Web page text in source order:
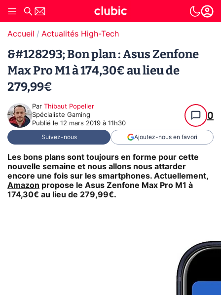
Accueil Actualités High-Tech
&#128293; Bon plan : Asus Zenfone
Max Pro M1 à 174,30€ au lieu de
279,99€
Par Thibaut Popelier
Spécialiste Gaming
Publié le 12 mars 2019 à 11h30
0
Suivez-nous Ajoutez-nous en favori
Les bons plans sont toujours en forme pour cette
nouvelle semaine et nous allons nous attarder
encore une fois sur les smartphones. Actuellement,
Amazon propose le Asus Zenfone Max Pro M1 à
174,30€ au lieu de 279,99€.